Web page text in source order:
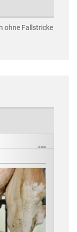
ohne Fallstricke